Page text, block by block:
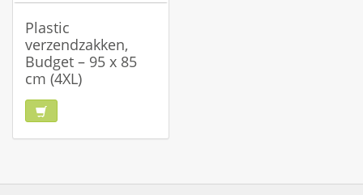
Plastic
verzendzakken,
Budget – 95 x 85
cm (4XL)